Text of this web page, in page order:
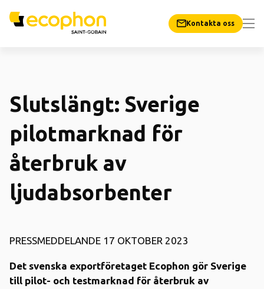
Kontakta oss
Slutslängt: Sverige
pilotmarknad för
återbruk av
ljudabsorbenter
PRESSMEDDELANDE 17 OKTOBER 2023
Det svenska exportföretaget Ecophon gör Sverige
till pilot- och testmarknad för återbruk av